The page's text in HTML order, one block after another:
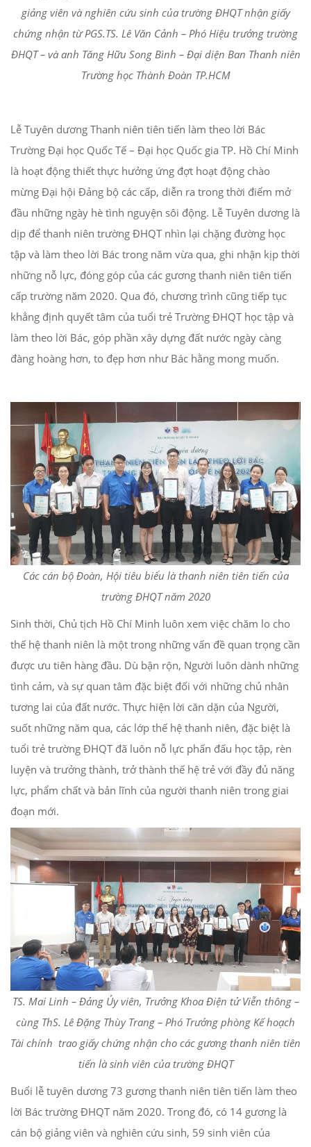
giảng viên và nghiên cứu sinh của trường ĐHQT nhận giấy
chứng nhận từ PGS.TS. Lê Văn Cảnh – Phó Hiệu trưởng trường
ĐHQT – và anh Tăng Hữu Song Bình – Đại diện Ban Thanh niên
Trường học Thành Đoàn TP.HCM
Lễ Tuyên dương Thanh niên tiên tiến làm theo lời Bác
Trường Đại học Quốc Tế – Đại học Quốc gia TP. Hồ Chí Minh
là hoạt động thiết thực hưởng ứng đợt hoạt động chào
mừng Đại hội Đảng bộ các cấp, diễn ra trong thời điểm mở
đầu những ngày hè tình nguyện sôi động. Lễ Tuyên dương là
dịp để thanh niên trường ĐHQT nhìn lại chặng đường học
tập và làm theo lời Bác trong năm vừa qua, ghi nhận kịp thời
những nỗ lực, đóng góp của các gương thanh niên tiên tiến
cấp trường năm 2020. Qua đó, chương trình cũng tiếp tục
khẳng định quyết tâm của tuổi trẻ Trường ĐHQT học tập và
làm theo lời Bác, góp phần xây dựng đất nước ngày càng
đàng hoàng hơn, to đẹp hơn như Bác hằng mong muốn.
Các cán bộ Đoàn, Hội tiêu biểu là thanh niên tiên tiến của
trường ĐHQT năm 2020
Sinh thời, Chủ tịch Hồ Chí Minh luôn xem việc chăm lo cho
thế hệ thanh niên là một trong những vấn đề quan trọng cần
được ưu tiên hàng đầu. Dù bận rộn, Người luôn dành những
tình cảm, và sự quan tâm đặc biệt đối với những chủ nhân
tương lai của đất nước. Thực hiện lời căn dặn của Người,
suốt những năm qua, các lớp thế hệ thanh niên, đặc biệt là
tuổi trẻ trường ĐHQT đã luôn nỗ lực phấn đấu học tập, rèn
luyện và trưởng thành, trở thành thế hệ trẻ với đầy đủ năng
lực, phẩm chất và bản lĩnh của người thanh niên trong giai
đoạn mới.
TS. Mai Linh – Đảng Ủy viên, Trưởng Khoa Điện tử Viễn thông –
cùng ThS. Lê Đặng Thùy Trang – Phó Trưởng phòng Kế hoạch
Tài chính trao giấy chứng nhận cho các gương thanh niên tiên
tiến là sinh viên của trường ĐHQT
Buổi lễ tuyên dương 73 gương thanh niên tiên tiến làm theo
lời Bác trường ĐHQT năm 2020. Trong đó, có 14 gương là
cán bộ giảng viên và nghiên cứu sinh, 59 sinh viên của